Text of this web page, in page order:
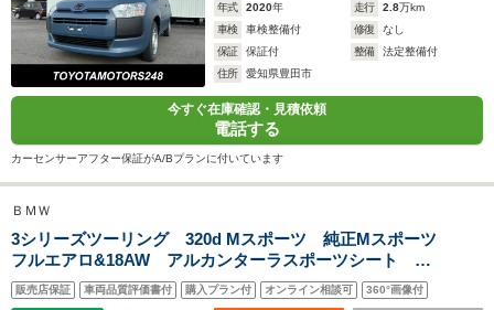
年式
2020年 走行 2.8万km
車検
車検整備付 修復
なし
保証
保証付 整備
法定整備付
住所
愛知県豊田市
今すぐ在庫確認・見積依頼
電話する
カーセンサーアフター保証がA/Bプランに付いています
ＢＭＷ
3シリーズツーリング 320d Mスポーツ 純正Mスポーツ
フルエアロ&18AW アルカンターラスポーツシート パ
ドルシフト ACC 衝突軽減ブレーキ キセノン 純正
HDDナビ バックカメラ パークセンサー ドライブレ
販売店保証 車両品質評価書付 購入プラン付 オンライン相談可 360°画像付